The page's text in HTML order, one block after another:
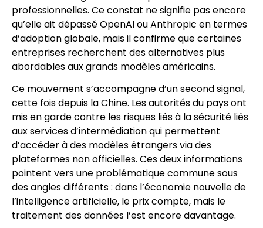
professionnelles. Ce constat ne signifie pas encore
qu’elle ait dépassé OpenAI ou Anthropic en termes
d’adoption globale, mais il confirme que certaines
entreprises recherchent des alternatives plus
abordables aux grands modèles américains.
Ce mouvement s’accompagne d’un second signal,
cette fois depuis la Chine. Les autorités du pays ont
mis en garde contre les risques liés à la sécurité liés
aux services d’intermédiation qui permettent
d’accéder à des modèles étrangers via des
plateformes non officielles. Ces deux informations
pointent vers une problématique commune sous
des angles différents : dans l’économie nouvelle de
l’intelligence artificielle, le prix compte, mais le
traitement des données l’est encore davantage.